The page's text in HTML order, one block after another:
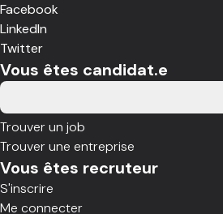
Facebook
LinkedIn
Twitter
Vous êtes candidat.e
Trouver un job
Trouver une entreprise
Vous êtes recruteur
S'inscrire
Me connecter